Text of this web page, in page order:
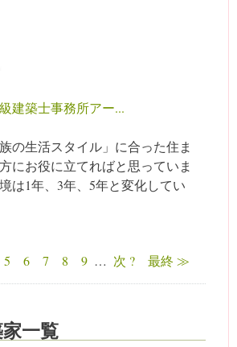
建築士事務所アー...
の生活スタイル」に合った住ま
にお役に立てればと思っていま
は1年、3年、5年と変化してい
5 6 7 8 9 … 次 ? 最終 ≫
一覧